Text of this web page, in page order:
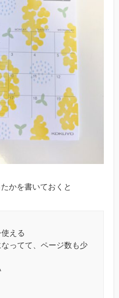
かを書いておくと
える
なってて、ページ数も少